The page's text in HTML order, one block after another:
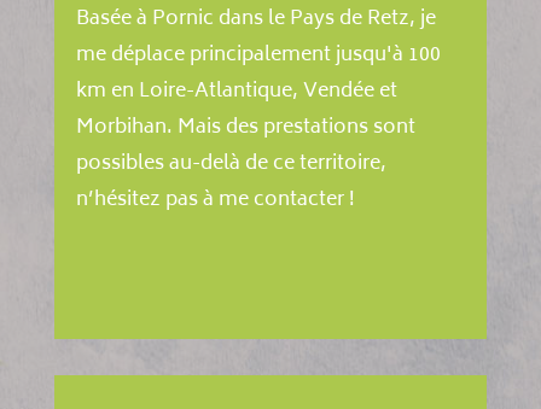
Basée à Pornic dans le Pays de Retz, je
me déplace principalement jusqu'à 100
km en Loire-Atlantique, Vendée et
Morbihan. Mais des prestations sont
possibles au-delà de ce territoire,
n’hésitez pas à me contacter !